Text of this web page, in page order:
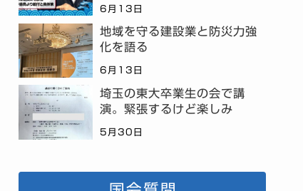
6月13日
地域を守る建設業と防災力強
化を語る
6月13日
埼玉の東大卒業生の会で講
演。緊張するけど楽しみ
5月30日